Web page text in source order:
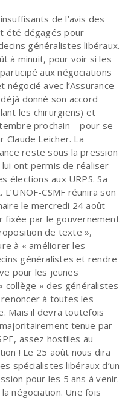
de l’avis des
été dégagés pour
généralistes libéraux.
à minuit, pour voir si les
aux négociations
avec l’Assurance-
donné son accord
les chirurgiens) et
prochain – pour se
Leicher. La
reste sous la pression
lui ont permis de réaliser
élections aux URPS. Sa
CSMF réunira son
le mercredi 24 août
fixée par le gouvernement
de texte »,
à « améliorer les
généralistes et rendre
pour les jeunes
collège » des généralistes
à toutes les
Mais il devra toutefois
tenue par
assez hostiles au
! Le 25 août nous dira
spécialistes libéraux d’un
pour les 5 ans à venir.
négociation. Une fois